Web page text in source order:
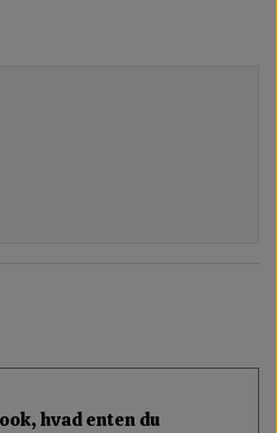
hvad enten du